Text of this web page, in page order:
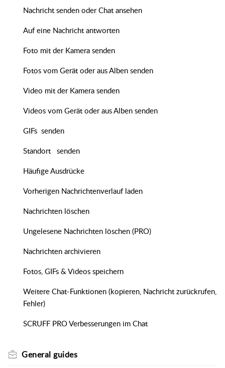
Nachricht senden oder Chat ansehen
Auf eine Nachricht antworten
Foto mit der Kamera senden
Fotos vom Gerät oder aus Alben senden
Video mit der Kamera senden
Videos vom Gerät oder aus Alben senden
GIFs senden
Standort senden
Häufige Ausdrücke
Vorherigen Nachrichtenverlauf laden
Nachrichten löschen
Ungelesene Nachrichten löschen (PRO)
Nachrichten archivieren
Fotos, GIFs & Videos speichern
Weitere Chat-Funktionen (kopieren, Nachricht zurückrufen,
Fehler)
SCRUFF PRO Verbesserungen im Chat
General guides